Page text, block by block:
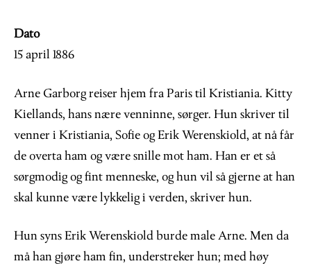
Dato
15 april 1886
Arne Garborg reiser hjem fra Paris til Kristiania. Kitty
Kiellands, hans nære venninne, sørger. Hun skriver til
venner i Kristiania, Sofie og Erik Werenskiold, at nå får
de overta ham og være snille mot ham. Han er et så
sørgmodig og fint menneske, og hun vil så gjerne at han
skal kunne være lykkelig i verden, skriver hun.
Hun syns Erik Werenskiold burde male Arne. Men da
må han gjøre ham fin, understreker hun; med høy